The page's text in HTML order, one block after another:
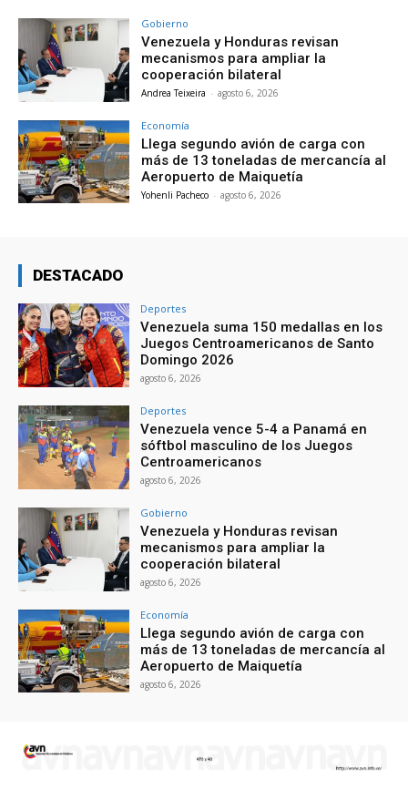
Gobierno
Venezuela y Honduras revisan
mecanismos para ampliar la
cooperación bilateral
Andrea Teixeira - agosto 6, 2026
Economía
Llega segundo avión de carga con
más de 13 toneladas de mercancía al
Aeropuerto de Maiquetía
Yohenli Pacheco - agosto 6, 2026
DESTACADO
Deportes
Venezuela suma 150 medallas en los
Juegos Centroamericanos de Santo
Domingo 2026
agosto 6, 2026
Deportes
Venezuela vence 5-4 a Panamá en
sóftbol masculino de los Juegos
Centroamericanos
agosto 6, 2026
Gobierno
Venezuela y Honduras revisan
mecanismos para ampliar la
cooperación bilateral
agosto 6, 2026
Economía
Llega segundo avión de carga con
más de 13 toneladas de mercancía al
Aeropuerto de Maiquetía
agosto 6, 2026